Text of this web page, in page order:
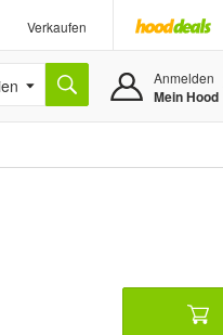
Verkaufen
Anmelden
Mein Hood